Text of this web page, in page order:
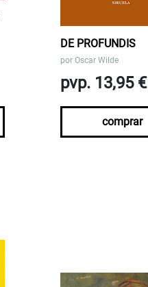
DE PROFUNDIS
porOscar Wilde
pvp. 13,95 €
comprar